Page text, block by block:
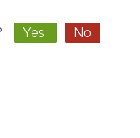
Yes No